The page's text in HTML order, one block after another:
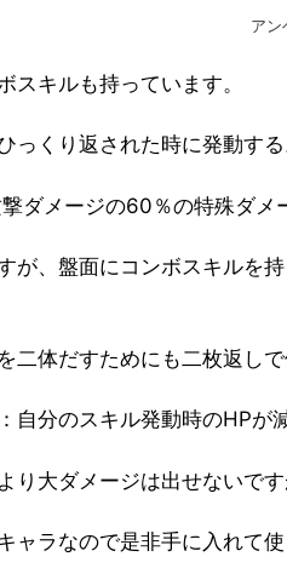
アン
スキルも持っています。
っくり返された時に発動す
ダメージの60％の特殊ダメ
が、盤面にコンボスキルを
体だすためにも二枚返しで
自分のスキル発動時のHP
り大ダメージは出せないで
ャラなので是非手に入れて使